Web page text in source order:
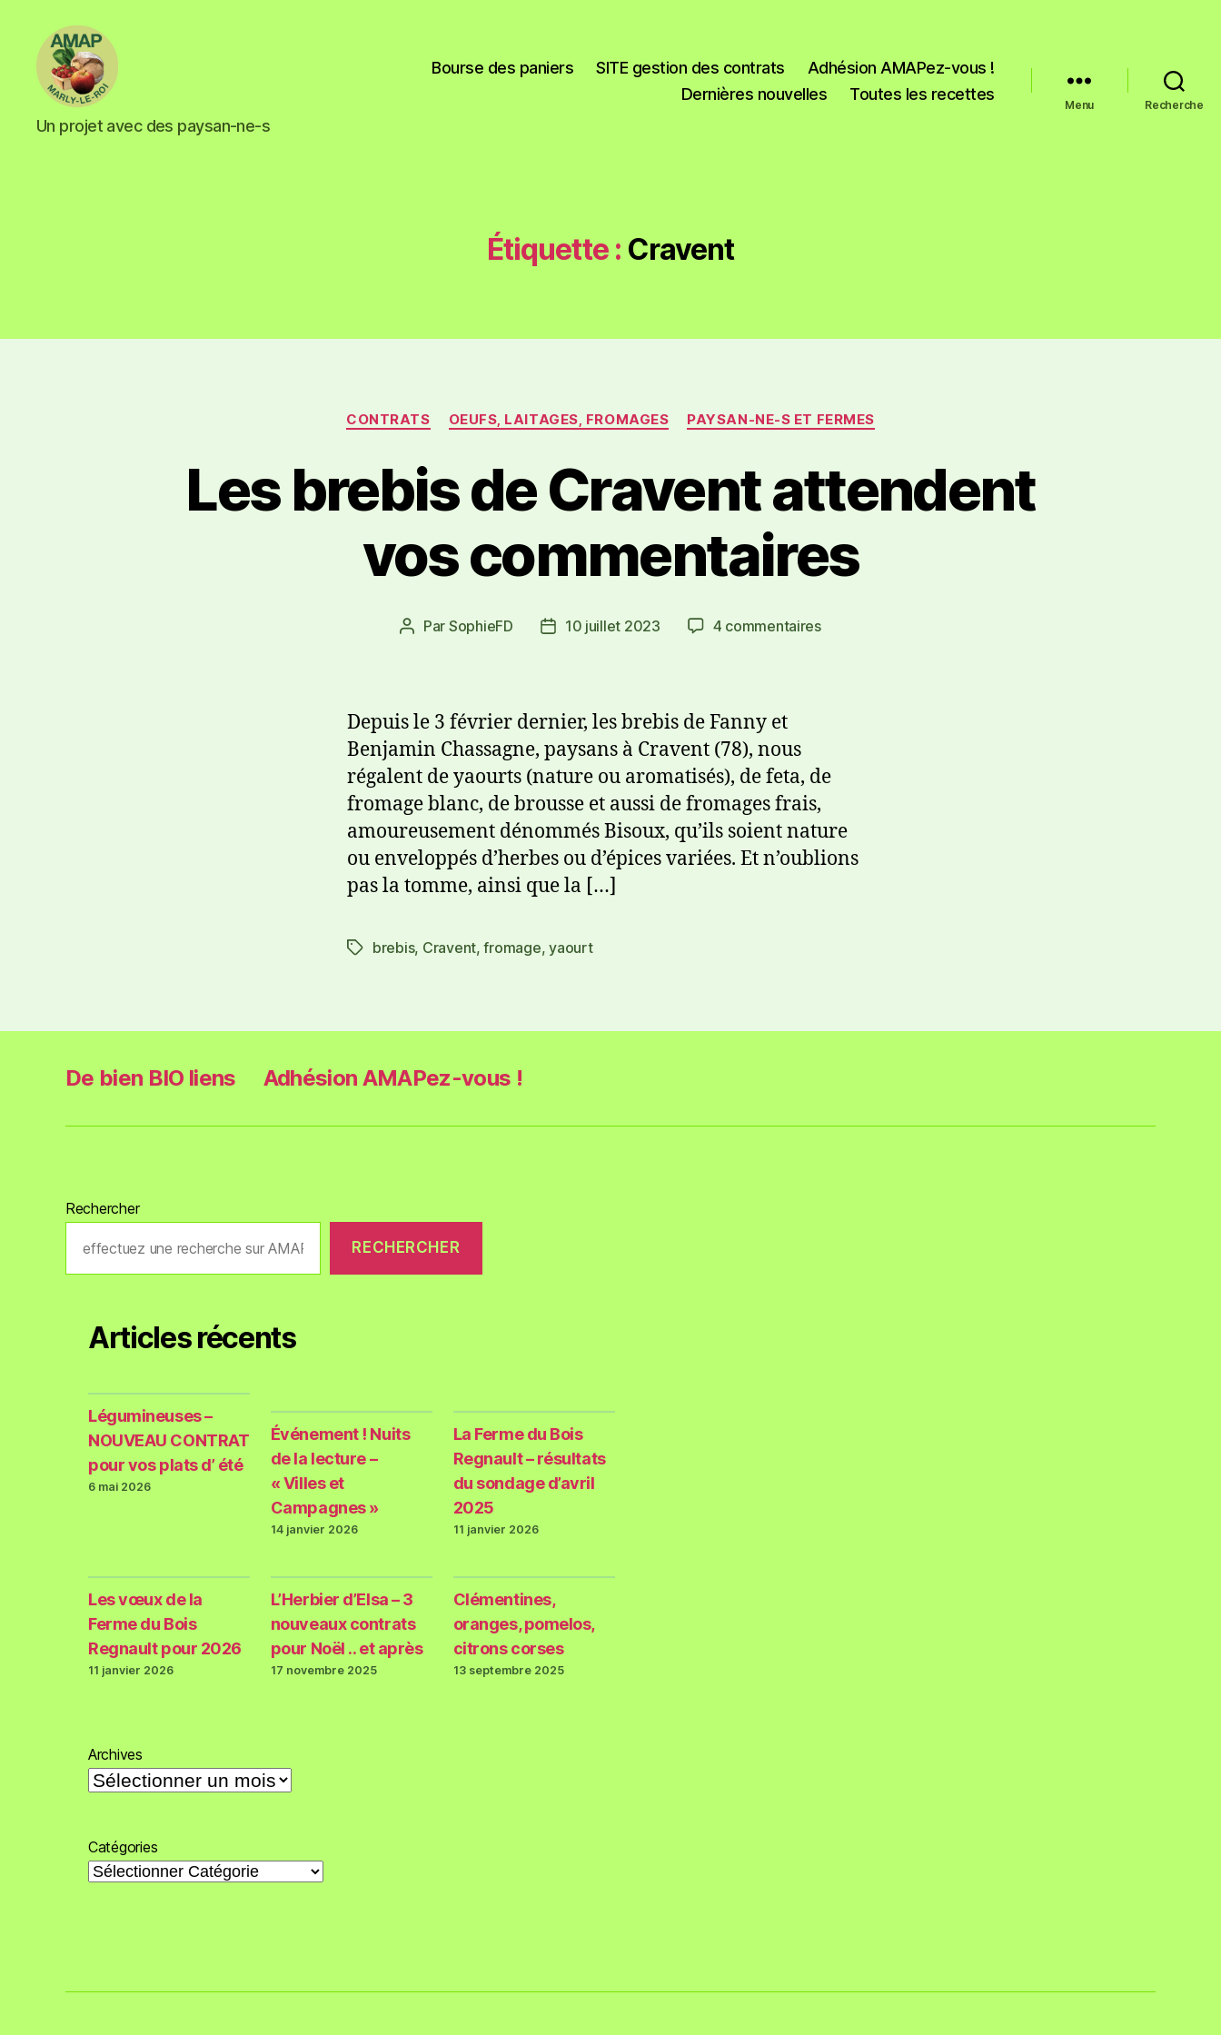
Un projet avec des paysan-ne-s
Bourse des paniers SITE gestion des contrats
Adhésion AMAPez-vous !
Dernières nouvelles
Toutes les recettes
Menu Recherche
Étiquette : Cravent
CONTRATS OEUFS, LAITAGES, FROMAGES PAYSAN-NE-S ET FERMES
Les brebis de Cravent attendent
vos commentaires
Par SophieFD 10 juillet 2023 4 commentaires
Depuis le 3 février dernier, les brebis de Fanny et
Benjamin Chassagne, paysans à Cravent (78), nous
régalent de yaourts (nature ou aromatisés), de feta, de
fromage blanc, de brousse et aussi de fromages frais,
amoureusement dénommés Bisoux, qu’ils soient nature
ou enveloppés d’herbes ou d’épices variées. Et n’oublions
pas la tomme, ainsi que la […]
brebis, Cravent,fromage,yaourt
De bien BIO liens Adhésion AMAPez-vous !
Rechercher
RECHERCHER
Articles récents
Légumineuses –
NOUVEAU CONTRAT
pour vos plats d’ été
6 mai 2026
Événement ! Nuits
de la lecture –
« Villes et
Campagnes »
14 janvier 2026
La Ferme du Bois
Regnault – résultats
du sondage d’avril
2025
11 janvier 2026
Les vœux de la
Ferme du Bois
Regnault pour 2026
11 janvier 2026
L’Herbier d’Elsa – 3
nouveaux contrats
pour Noël .. et après
17 novembre 2025
Clémentines,
oranges, pomelos,
citrons corses
13 septembre 2025
Archives
Catégories